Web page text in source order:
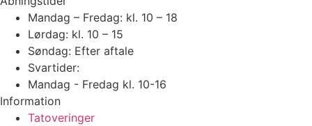
Mandag – Fredag: kl. 10 – 18
Lørdag: kl. 10 – 15
Søndag: Efter aftale
Svartider:
Mandag - Fredag kl. 10-16
Information
Tatoveringer